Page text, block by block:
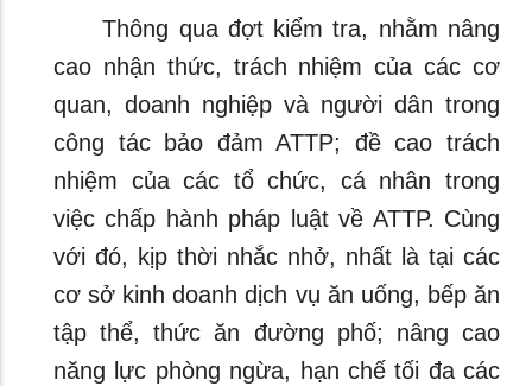
Thông qua đợt kiểm tra, nhằm nâng
cao nhận thức, trách nhiệm của các cơ
quan, doanh nghiệp và người dân trong
công tác bảo đảm ATTP; đề cao trách
nhiệm của các tổ chức, cá nhân trong
việc chấp hành pháp luật về ATTP. Cùng
với đó, kịp thời nhắc nhở, nhất là tại các
cơ sở kinh doanh dịch vụ ăn uống, bếp ăn
tập thể, thức ăn đường phố; nâng cao
năng lực phòng ngừa, hạn chế tối đa các